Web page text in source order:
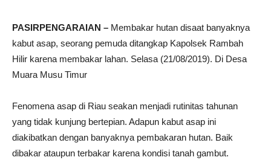
PASIRPENGARAIAN – Membakar hutan disaat banyaknya
kabut asap, seorang pemuda ditangkap Kapolsek Rambah
Hilir karena membakar lahan. Selasa (21/08/2019). Di Desa
Muara Musu Timur
Fenomena asap di Riau seakan menjadi rutinitas tahunan
yang tidak kunjung bertepian. Adapun kabut asap ini
diakibatkan dengan banyaknya pembakaran hutan. Baik
dibakar ataupun terbakar karena kondisi tanah gambut.